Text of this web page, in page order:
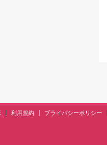
利用規約 プライバシーポリシー